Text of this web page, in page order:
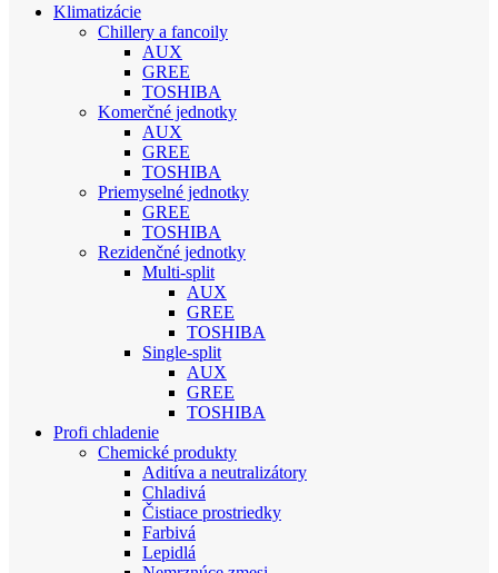
Klimatizácie
Chillery a fancoily
AUX
GREE
TOSHIBA
Komerčné jednotky
AUX
GREE
TOSHIBA
Priemyselné jednotky
GREE
TOSHIBA
Rezidenčné jednotky
Multi-split
AUX
GREE
TOSHIBA
Single-split
AUX
GREE
TOSHIBA
Profi chladenie
Chemické produkty
Aditíva a neutralizátory
Chladivá
Čistiace prostriedky
Farbivá
Lepidlá